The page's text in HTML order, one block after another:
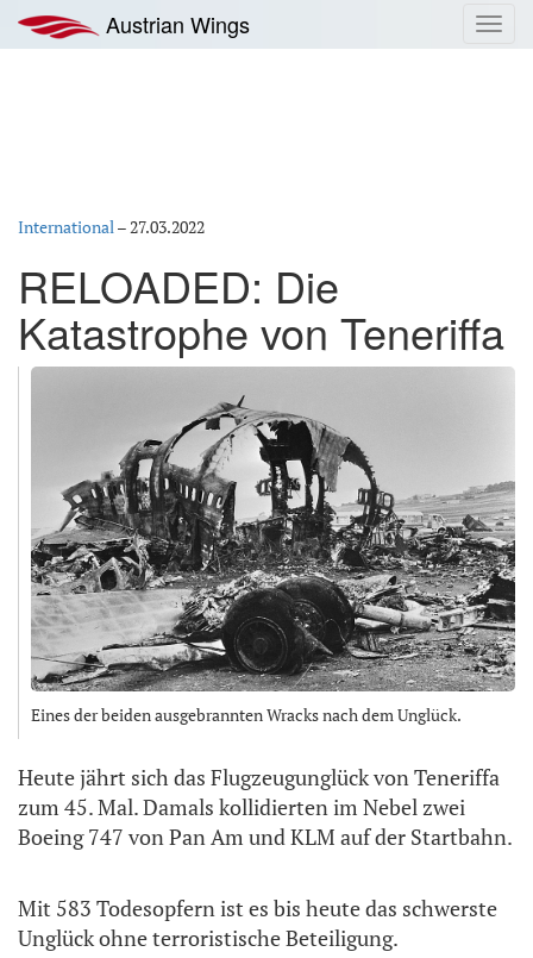
Inhalt
springen
Austrian Wings
International–27.03.2022
RELOADED: Die
Katastrophe von Teneriffa
Eines der beiden ausgebrannten Wracks nach dem Unglück.
Heute jährt sich das Flugzeugunglück von Teneriffa
zum 45. Mal. Damals kollidierten im Nebel zwei
Boeing 747 von Pan Am und KLM auf der Startbahn.
Mit 583 Todesopfern ist es bis heute das schwerste
Unglück ohne terroristische Beteiligung.